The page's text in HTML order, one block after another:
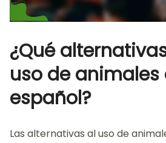
¿Qué
uso de animales
español?
Las alternativas al uso de